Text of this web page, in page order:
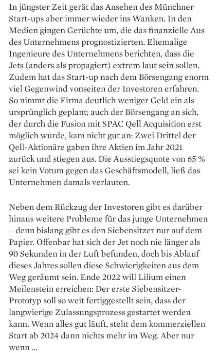
In jüngster Zeit gerät das Ansehen des Münchner
Start-ups aber immer wieder ins Wanken. In den
Medien gingen Gerüchte um, die das finanzielle Aus
des Unternehmens prognostizierten. Ehemalige
Ingenieure des Unternehmens berichten, dass die
Jets (anders als propagiert) extrem laut sein sollen.
Zudem hat das Start-up nach dem Börsengang enorm
viel Gegenwind vonseiten der Investoren erfahren.
So nimmt die Firma deutlich weniger Geld ein als
ursprünglich geplant; auch der Börsengang an sich,
der durch die Fusion mit SPAC Qell Acquisition erst
möglich wurde, kam nicht gut an: Zwei Drittel der
Qell-Aktionäre gaben ihre Aktien im Jahr 2021
zurück und stiegen aus. Die Ausstiegsquote von 65 %
sei kein Votum gegen das Geschäftsmodell, ließ das
Unternehmen damals verlauten.
Neben dem Rückzug der Investoren gibt es darüber
hinaus weitere Probleme für das junge Unternehmen
– denn bislang gibt es den Siebensitzer nur auf dem
Papier. Offenbar hat sich der Jet noch nie länger als
90 Sekunden in der Luft befunden, doch bis Ablauf
dieses Jahres sollen diese Schwierigkeiten aus dem
Weg geräumt sein. Ende 2022 will Lilium einen
Meilenstein erreichen: Der erste Siebensitzer-
Prototyp soll so weit fertiggestellt sein, dass der
langwierige Zulassungsprozess gestartet werden
kann. Wenn alles gut läuft, steht dem kommerziellen
Start ab 2024 dann nichts mehr im Weg. Aber nur
wenn …